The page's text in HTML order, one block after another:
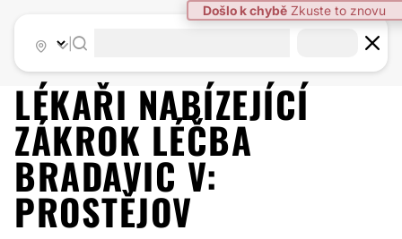
Došlo k chybě Zkuste to znovu
LÉKAŘI NABÍZEJÍCÍ
ZÁKROK LÉČBA
BRADAVIC V:
PROSTĚJOV